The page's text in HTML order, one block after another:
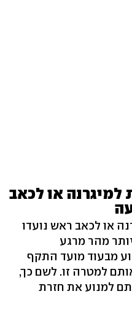
למיגרנה או לכאב
או לכאב ראש נועדו
מהר מרגע
מבעוד מועד התקף
למטרה זו. לשם כך,
למנוע את חזרת